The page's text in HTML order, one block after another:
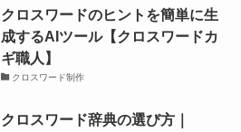
クロスワードのヒントを簡単に生
成するAIツール【クロスワードカ
ギ職人】
クロスワード制作
クロスワード辞典の選び方｜